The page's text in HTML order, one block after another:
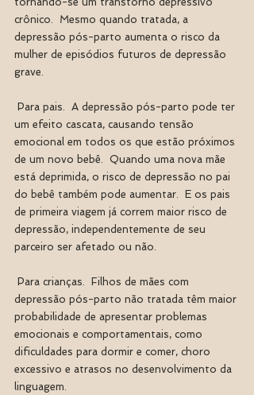
crônico.  Mesmo quando tratada, a
depressão pós-parto aumenta o risco da
mulher de episódios futuros de depressão
grave.
um efeito cascata, causando tensão
emocional em todos os que estão próximos
de um novo bebê.  Quando uma nova mãe
está deprimida, o risco de depressão no pai
do bebê também pode aumentar.  E os pais
de primeira viagem já correm maior risco de
depressão, independentemente de seu
parceiro ser afetado ou não.
depressão pós-parto não tratada têm maior
probabilidade de apresentar problemas
emocionais e comportamentais, como
dificuldades para dormir e comer, choro
excessivo e atrasos no desenvolvimento da
linguagem.